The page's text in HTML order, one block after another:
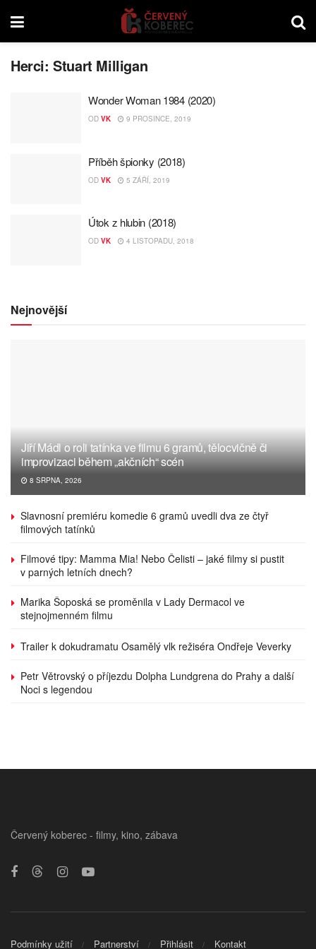
Herci:Stuart Milligan
Wonder Woman 1984 (2020)
OD VK 9 PROSINCE, 2019
Příběh špionky (2018)
OD VK 5 ZÁŘÍ, 2019
Útok z hlubin (2018)
OD VK 4 LISTOPADU, 2018
Nejnovější
Jiří Mádl o roli tatínka ve filmu 6 gramů, tělocvičně či
improvizaci během „akčních“ scén
8 SRPNA, 2026
Slavnosní premiéru komedie 6 gramů uvedli dva ze čtyř
filmových tatínků
Filmové tipy: Mamma Mia! Nebo Čelisti – jaké filmy si pustit
v parných letních dnech?
Marika Šoposká se proměnila v Lady Dermacol ve
stejnojmenném filmu
Trailer k dokudramatu Osamělý vlk režiséra Ondřeje Veverky
Petr Větrovský o příjezdu Dolpha Lundgrena do Prahy a další
Noci s legendou
Červený koberec - filmy, kino, zábava
Podmínky užití Partnerství Přihlásit Kontakt